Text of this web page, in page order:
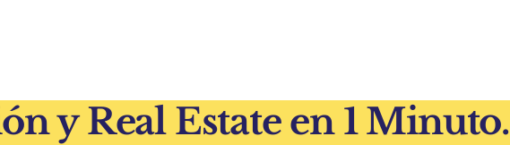
y Real Estate en 1 Minuto.